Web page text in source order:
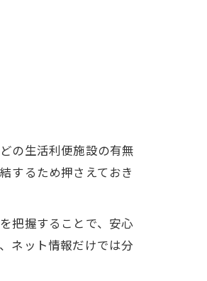
の生活利便施設の有無
するため押さえておき
把握することで、安心
ネット情報だけでは分